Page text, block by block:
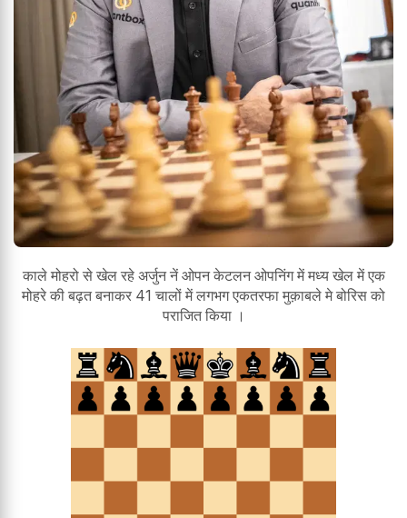
काले मोहरो से खेल रहे अर्जुन नें ओपन केटलन ओपनिंग में मध्य खेल में एक
मोहरे की बढ़त बनाकर 41 चालों में लगभग एकतरफा मुक़ाबले मे बोरिस को
पराजित किया ।